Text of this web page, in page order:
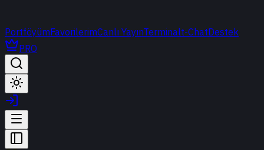
PortföyümFavorilerimCanlı YayınTerminalt-ChatDestek
PRO